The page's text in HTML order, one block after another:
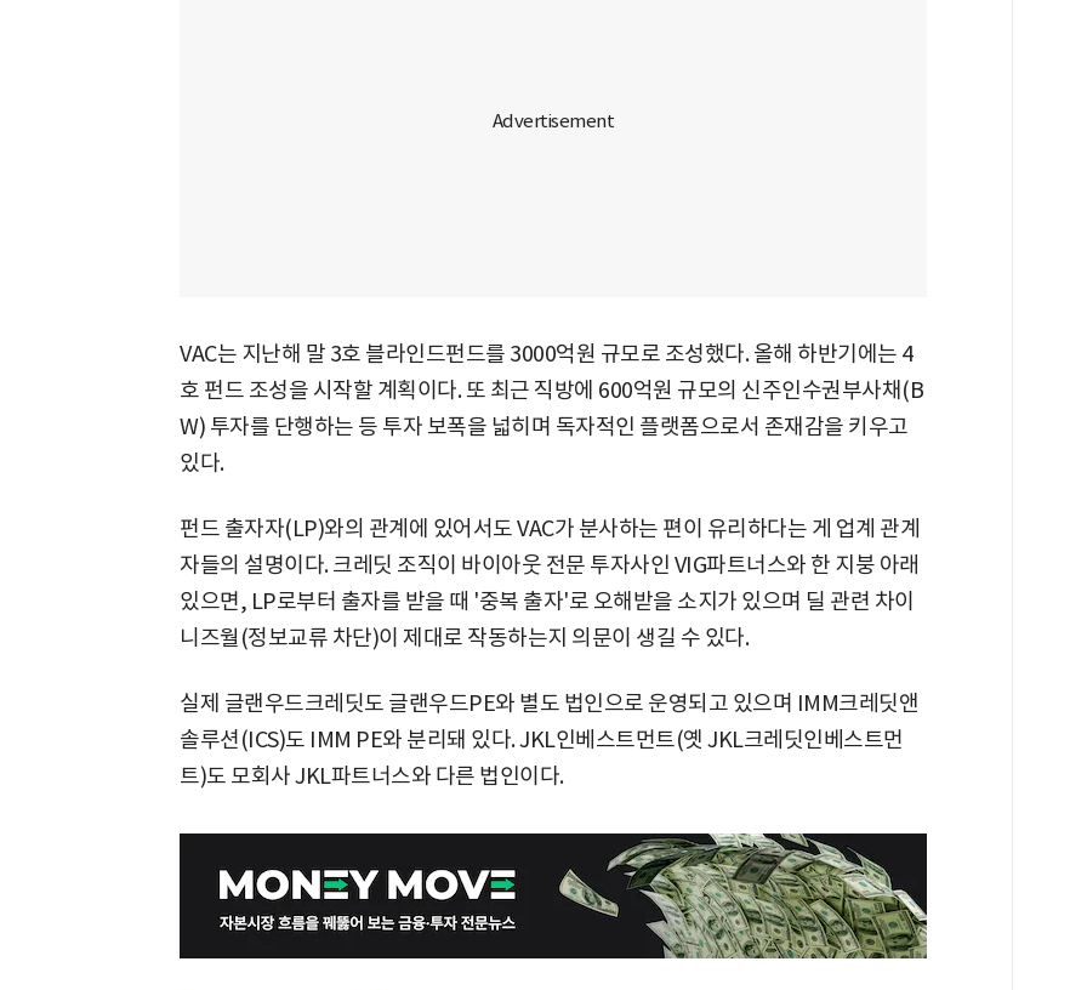
VAC는 지난해 말 3호 블라인드펀드를 3000억원 규모로 조성했다. 올해 하반기에는 4
호 펀드 조성을 시작할 계획이다. 또 최근 직방에 600억원 규모의 신주인수권부사채(B
W) 투자를 단행하는 등 투자 보폭을 넓히며 독자적인 플랫폼으로서 존재감을 키우고
있다.
펀드 출자자(LP)와의 관계에 있어서도 VAC가 분사하는 편이 유리하다는 게 업계 관계
자들의 설명이다. 크레딧 조직이 바이아웃 전문 투자사인 VIG파트너스와 한 지붕 아래
있으면, LP로부터 출자를 받을 때 '중복 출자'로 오해받을 소지가 있으며 딜 관련 차이
니즈월(정보교류 차단)이 제대로 작동하는지 의문이 생길 수 있다.
실제 글랜우드크레딧도 글랜우드PE와 별도 법인으로 운영되고 있으며 IMM크레딧앤
솔루션(ICS)도 IMM PE와 분리돼 있다. JKL인베스트먼트(옛 JKL크레딧인베스트먼
트)도 모회사 JKL파트너스와 다른 법인이다.